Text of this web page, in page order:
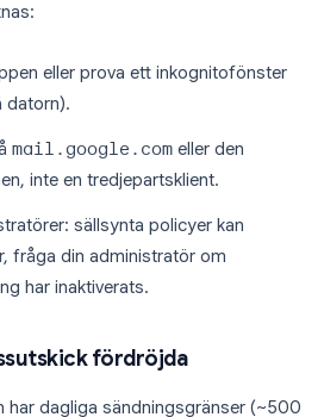
eller prova ett inkognitofönster
datorn).
mail.google.com eller den
inte en tredjepartsklient.
sällsynta policyer kan
fråga din administratör om
har inaktiverats.
fördröjda
har dagliga sändningsgränser (~500